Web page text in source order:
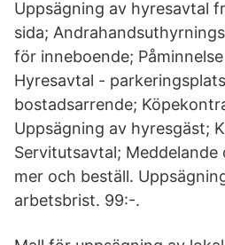
Uppsägning av hyresavtal
sida;
för inneboende;
Hyresavtal -
bostadsarrende;
Uppsägning av hyresgäst;
Servitutsavtal;
mer och beställ.
arbetsbrist. 99:-.